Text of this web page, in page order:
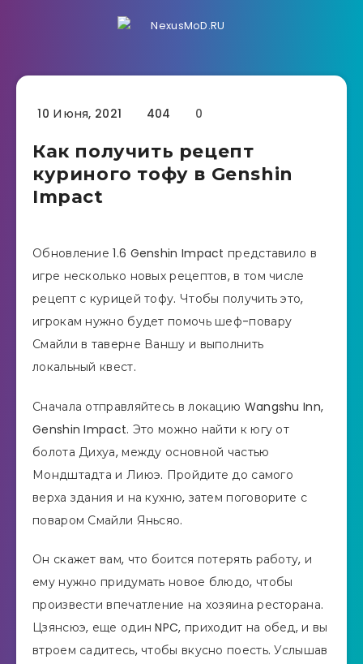
10 Июня, 2021 404 0
Как получить рецепт
куриного тофу в Genshin
Impact
Обновление 1.6 Genshin Impact представило в
игре несколько новых рецептов, в том числе
рецепт с курицей тофу. Чтобы получить это,
игрокам нужно будет помочь шеф-повару
Смайли в таверне Ваншу и выполнить
локальный квест.
Сначала отправляйтесь в локацию Wangshu Inn,
Genshin Impact. Это можно найти к югу от
болота Дихуа, между основной частью
Мондштадта и Лиюэ. Пройдите до самого
верха здания и на кухню, затем поговорите с
поваром Смайли Яньсяо.
Он скажет вам, что боится потерять работу, и
ему нужно придумать новое блюдо, чтобы
произвести впечатление на хозяина ресторана.
Цзянсюэ, еще один NPC, приходит на обед, и вы
втроем садитесь, чтобы вкусно поесть. Услышав